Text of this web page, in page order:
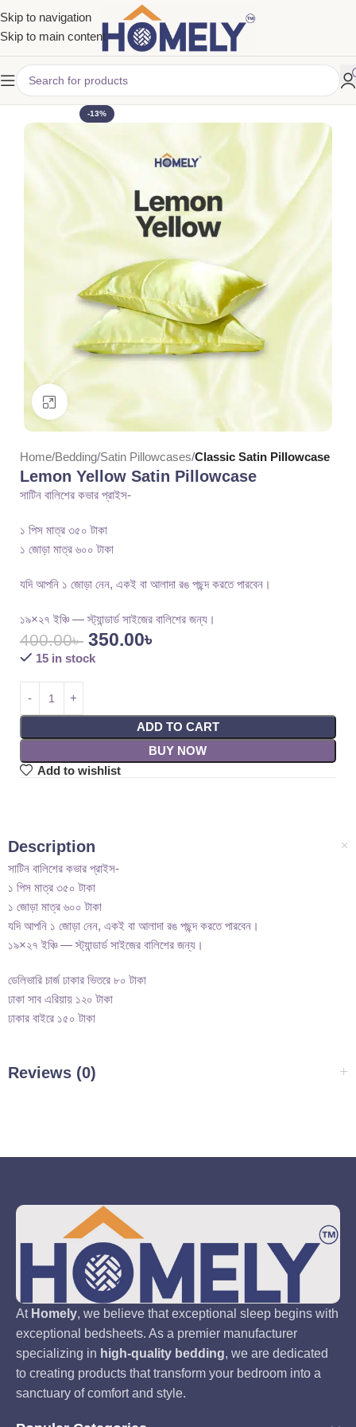
Skip to navigation
Skip to main content
-13%
Click to enlarge
Home Bedding Satin Pillowcases Classic Satin Pillowcase
Lemon Yellow Satin Pillowcase
সাটিন বালিশের কভার প্রাইস-
১ পিস মাত্র ৩৫০ টাকা
১ জোড়া মাত্র ৬০০ টাকা
যদি আপনি ১ জোড়া নেন, একই বা আলাদা রঙ পছন্দ করতে পারবেন।
১৯×২৭ ইঞ্চি — স্ট্যান্ডার্ড সাইজের বালিশের জন্য।
400.00৳ 350.00৳
15 in stock
ADD TO CART
BUY NOW
Add to wishlist
Description
সাটিন বালিশের কভার প্রাইস-
১ পিস মাত্র ৩৫০ টাকা
১ জোড়া মাত্র ৬০০ টাকা
যদি আপনি ১ জোড়া নেন, একই বা আলাদা রঙ পছন্দ করতে পারবেন।
১৯×২৭ ইঞ্চি — স্ট্যান্ডার্ড সাইজের বালিশের জন্য।
ডেলিভারি চার্জ ঢাকার ভিতরে ৮০ টাকা
ঢাকা সাব এরিয়ায় ১২০ টাকা
ঢাকার বাইরে ১৫০ টাকা
Reviews (0)
At Homely, we believe that exceptional sleep begins with
exceptional bedsheets. As a premier manufacturer
specializing in high-quality bedding, we are dedicated
to creating products that transform your bedroom into a
sanctuary of comfort and style.